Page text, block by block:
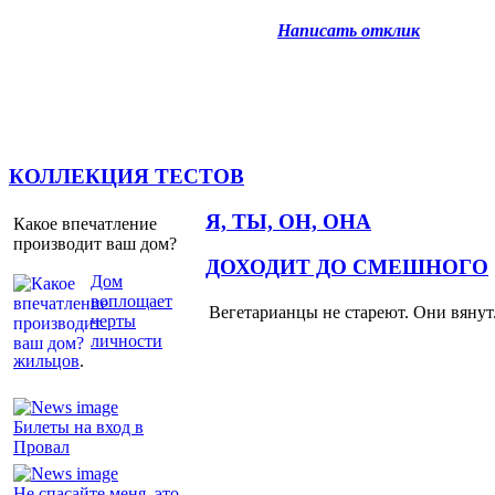
Написать отклик
КОЛЛЕКЦИЯ ТЕСТОВ
Какое впечатление
производит ваш дом?
Дом
воплощает
черты
личности
жильцов.
Я, ТЫ, ОН, ОНА
Билеты на вход в
Провал
ДОХОДИТ ДО СМЕШНОГО
Вегетарианцы не стареют. Они